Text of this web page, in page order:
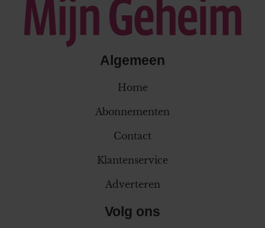
Algemeen
Home
Abonnementen
Contact
Klantenservice
Adverteren
Volg ons